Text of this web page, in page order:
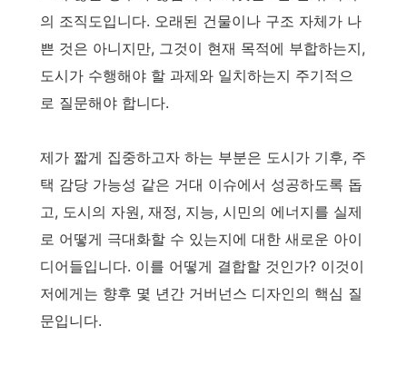
의 조직도입니다. 오래된 건물이나 구조 자체가 나
쁜 것은 아니지만, 그것이 현재 목적에 부합하는지,
도시가 수행해야 할 과제와 일치하는지 주기적으
로 질문해야 합니다.
제가 짧게 집중하고자 하는 부분은 도시가 기후, 주
택 감당 가능성 같은 거대 이슈에서 성공하도록 돕
고, 도시의 자원, 재정, 지능, 시민의 에너지를 실제
로 어떻게 극대화할 수 있는지에 대한 새로운 아이
디어들입니다. 이를 어떻게 결합할 것인가? 이것이
저에게는 향후 몇 년간 거버넌스 디자인의 핵심 질
문입니다.